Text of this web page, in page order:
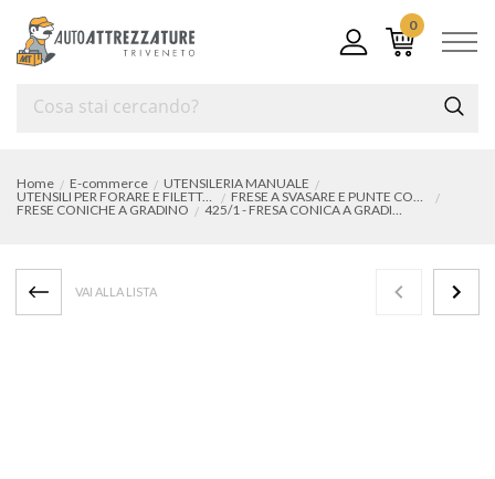
0
Home E-commerce
UTENSILERIA MANUALE
UTENSILI PER FORARE E FILETTARE
FRESE A SVASARE E PUNTE CONICHE
FRESE CONICHE A GRADINO
425/1 - FRESA CONICA A GRADINI
VAI ALLA LISTA